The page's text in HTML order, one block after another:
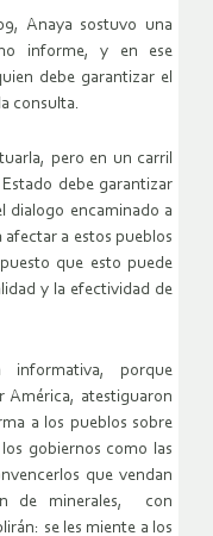
Anaya sostuvo una
informe, y en ese
debe garantizar el
consulta.
pero en un carril
debe garantizar
dialogo encaminado a
a estos pueblos
que esto puede
y la efectividad de
porque
América, atestiguaron
a los pueblos sobre
gobiernos como las
que vendan
de minerales, con
se les miente a los